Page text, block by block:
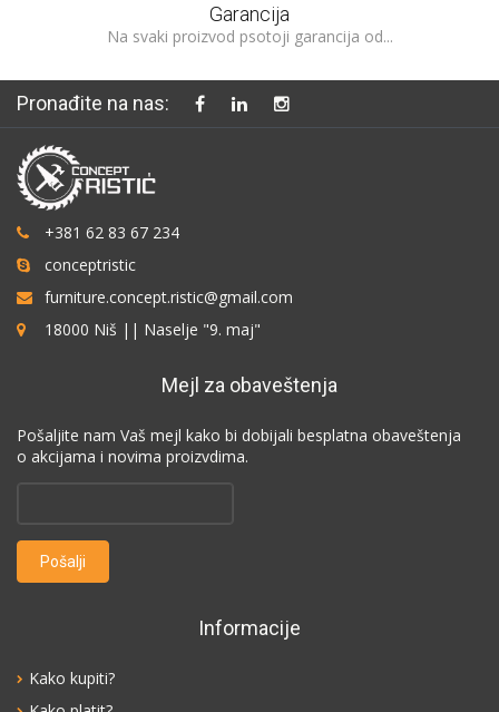
Garancija
Na svaki proizvod psotoji garancija od...
Pronađite na nas:
+381 62 83 67 234
conceptristic
furniture.concept.ristic@gmail.com
18000 Niš || Naselje "9. maj"
Mejl za obaveštenja
Pošaljite nam Vaš mejl kako bi dobijali besplatna obaveštenja
o akcijama i novima proizvdima.
Informacije
Kako kupiti?